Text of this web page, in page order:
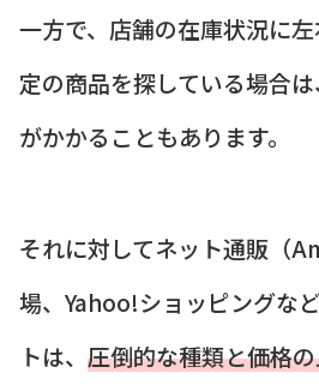
一方で、店舗の在庫状況に
定の商品を探している場合
がかかることもあります。
それに対してネット通販（
場、Yahoo!ショッピングな
トは、 圧倒的な種類と価格